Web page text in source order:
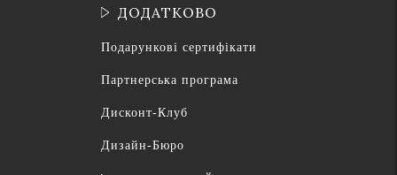
ДОДАТКОВО
Подарункові сертифікати
Партнерська програма
Дисконт-Клуб
Дизайн-Бюро